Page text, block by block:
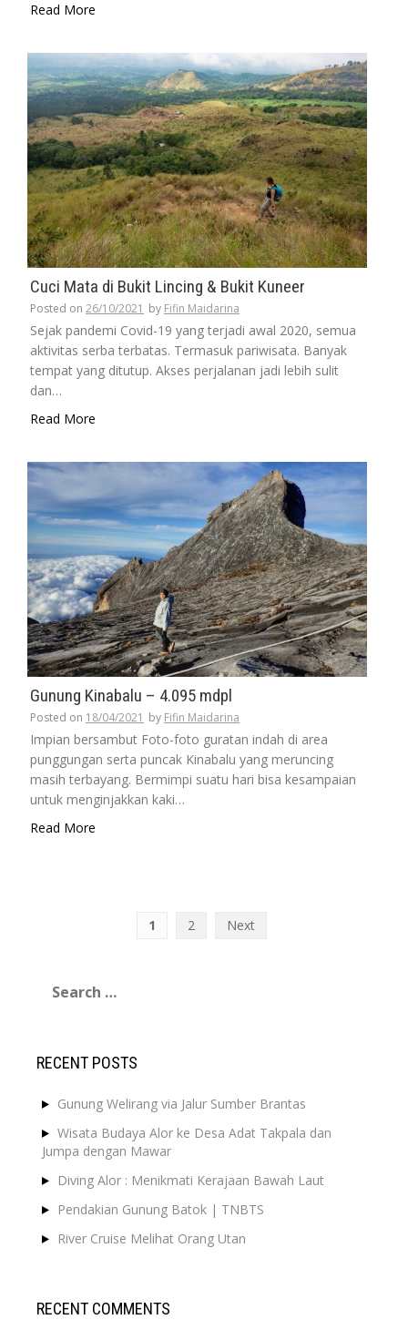
Read More
Cuci Mata di Bukit Lincing & Bukit Kuneer
Posted on 26/10/2021 by Fifin Maidarina
Sejak pandemi Covid-19 yang terjadi awal 2020, semua
aktivitas serba terbatas. Termasuk pariwisata. Banyak
tempat yang ditutup. Akses perjalanan jadi lebih sulit
dan…
Read More
Gunung Kinabalu – 4.095 mdpl
Posted on 18/04/2021 by Fifin Maidarina
Impian bersambut Foto-foto guratan indah di area
punggungan serta puncak Kinabalu yang meruncing
masih terbayang. Bermimpi suatu hari bisa kesampaian
untuk menginjakkan kaki…
Read More
1 2 Next
for:
RECENT POSTS
Gunung Welirang via Jalur Sumber Brantas
Wisata Budaya Alor ke Desa Adat Takpala dan
Jumpa dengan Mawar
Diving Alor : Menikmati Kerajaan Bawah Laut
Pendakian Gunung Batok | TNBTS
River Cruise Melihat Orang Utan
RECENT COMMENTS